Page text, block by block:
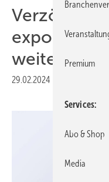
Verzögert
weiter?
29.02.2024
Premium
Services
Abo & Shop
Media